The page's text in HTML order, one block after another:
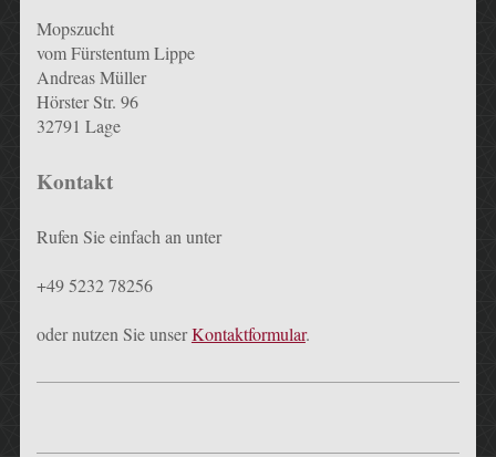
Mopszucht
vom Fürstentum Lippe
Andreas Müller
Hörster Str. 96
32791 Lage
Kontakt
Rufen Sie einfach an unter
+49 5232 78256
oder nutzen Sie unserKontaktformular.